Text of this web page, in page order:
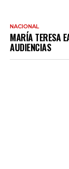
NACIONAL
MARÍA TERESA
AUDIENCIAS